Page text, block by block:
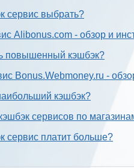
сервис выбрать?
Alibonus.com - обзор и
повышенный кэшбэк?
Bonus.Webmoney.ru -
кэшбэк?
сервисов по
сервис платит больше?